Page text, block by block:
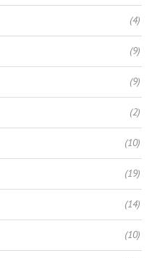
(4)
(9)
(9)
(2)
(10)
(19)
(14)
(10)